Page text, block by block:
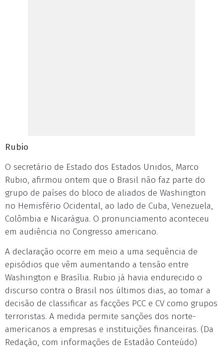
Rubio
O secretário de Estado dos Estados Unidos, Marco
Rubio, afirmou ontem que o Brasil não faz parte do
grupo de países do bloco de aliados de Washington
no Hemisfério Ocidental, ao lado de Cuba, Venezuela,
Colômbia e Nicarágua. O pronunciamento aconteceu
em audiência no Congresso americano.
A declaração ocorre em meio a uma sequência de
episódios que vêm aumentando a tensão entre
Washington e Brasília. Rubio já havia endurecido o
discurso contra o Brasil nos últimos dias, ao tomar a
decisão de classificar as facções PCC e CV como grupos
terroristas. A medida permite sanções dos norte-
americanos a empresas e instituições financeiras. (Da
Redação, com informações de Estadão Conteúdo)